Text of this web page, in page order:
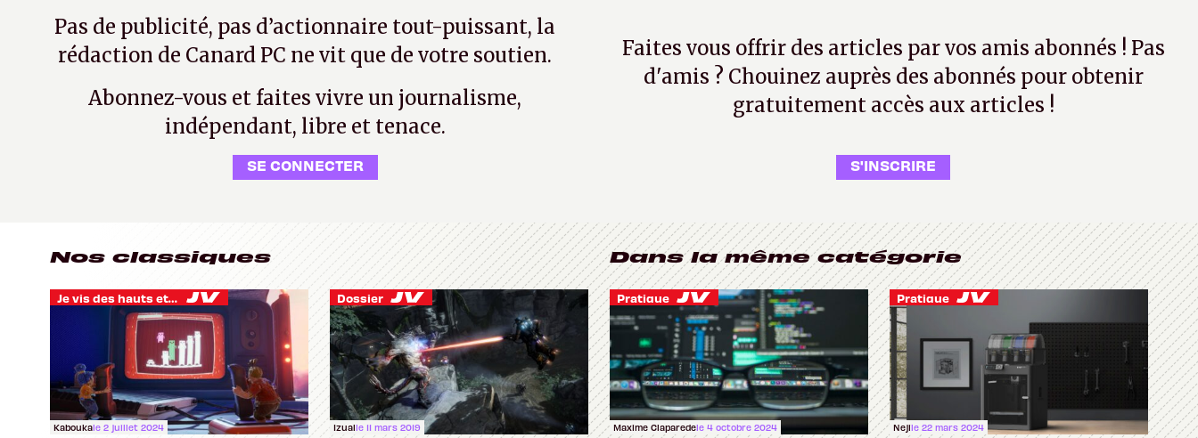
Pas de publicité, pas d’actionnaire tout-puissant, la
rédaction de Canard PC ne vit que de votre soutien.
Abonnez-vous et faites vivre un journalisme,
indépendant, libre et tenace.
SE CONNECTER
Faites vous offrir des articles par vos amis abonnés ! Pas
d'amis ? Chouinez auprès des abonnés pour obtenir
gratuitement accès aux articles !
S'INSCRIRE
Nos classiques
Je vis des hauts et des bas
Kaboukale 2 juillet 2024
Dossier
Izualle 11 mars 2019
Dans la même catégorie
Pratique
Maxime Claparedele 4 octobre 2024
Pratique
Nejile 22 mars 2024